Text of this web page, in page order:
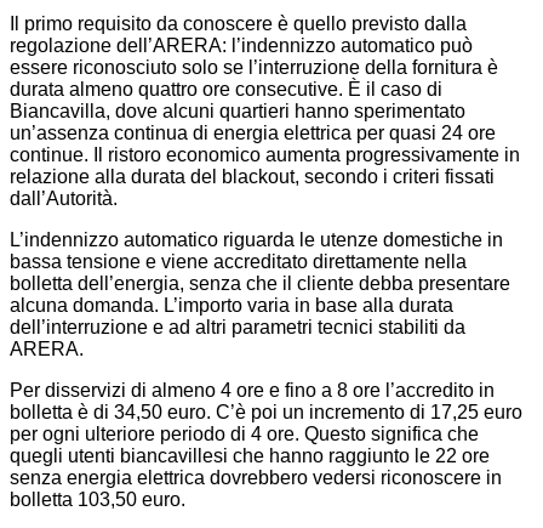
Il primo requisito da conoscere è quello previsto dalla
regolazione dell’ARERA: l’indennizzo automatico può
essere riconosciuto solo se l’interruzione della fornitura è
durata almeno quattro ore consecutive. È il caso di
Biancavilla, dove alcuni quartieri hanno sperimentato
un’assenza continua di energia elettrica per quasi 24 ore
continue. Il ristoro economico aumenta progressivamente in
relazione alla durata del blackout, secondo i criteri fissati
dall’Autorità.
L’indennizzo automatico riguarda le utenze domestiche in
bassa tensione e viene accreditato direttamente nella
bolletta dell’energia, senza che il cliente debba presentare
alcuna domanda. L’importo varia in base alla durata
dell’interruzione e ad altri parametri tecnici stabiliti da
ARERA.
Per disservizi di almeno 4 ore e fino a 8 ore l’accredito in
bolletta è di 34,50 euro. C’è poi un incremento di 17,25 euro
per ogni ulteriore periodo di 4 ore. Questo significa che
quegli utenti biancavillesi che hanno raggiunto le 22 ore
senza energia elettrica dovrebbero vedersi riconoscere in
bolletta 103,50 euro.